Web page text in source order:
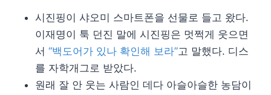
시진핑이 샤오미 스마트폰을 선물로 들고 왔다.
이재명이 툭 던진 말에 시진핑은 멋쩍게 웃으면
서 “백도어가 있나 확인해 보라”고 말했다. 디스
를 자학개그로 받았다.
원래 잘 안 웃는 사람인 데다 아슬아슬한 농담이